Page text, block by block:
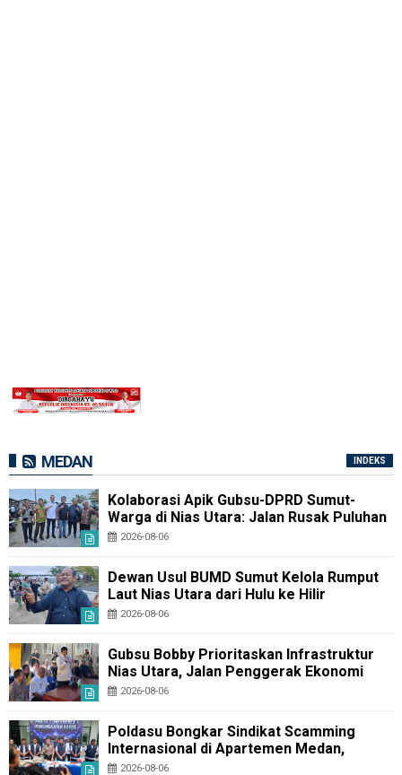
MEDAN INDEKS
Kolaborasi Apik Gubsu-DPRD Sumut-
Warga di Nias Utara: Jalan Rusak Puluhan
Tahun Akhirnya Diperbaiki
2026-08-06
Dewan Usul BUMD Sumut Kelola Rumput
Laut Nias Utara dari Hulu ke Hilir
2026-08-06
Gubsu Bobby Prioritaskan Infrastruktur
Nias Utara, Jalan Penggerak Ekonomi
Mulai Dibenahi
2026-08-06
Poldasu Bongkar Sindikat Scamming
Internasional di Apartemen Medan,
Korban Rugi Rp6,7 Miliar
2026-08-06